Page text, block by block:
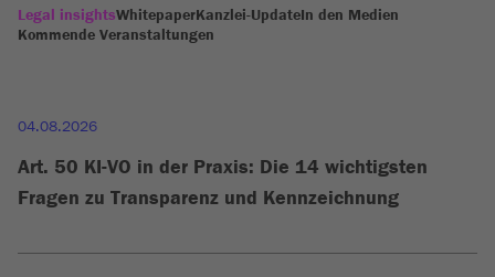
Legal insightsWhitepaperKanzlei-UpdateIn den Medien
Kommende Veranstaltungen
04.08.2026
Art. 50 KI-VO in der Praxis: Die 14 wichtigsten
Fragen zu Transparenz und Kennzeichnung